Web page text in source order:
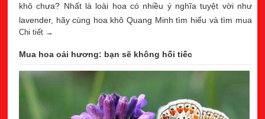
khô chưa? Nhất là loài hoa có nhiều ý nghĩa tuyệt vời như
lavender, hãy cùng hoa khô Quang Minh tìm hiểu và tìm mua
hoa lavender khô để tặng sinh nhật người yêu nhé
Chi tiết →
Mua hoa oải hương: bạn sẽ không hối tiếc